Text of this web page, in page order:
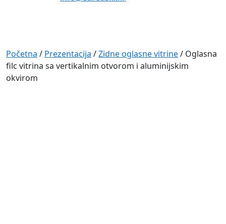
Navigation
Početna / Prezentacija /Zidne oglasne vitrine/ Oglasna
filc vitrina sa vertikalnim otvorom i aluminijskim
okvirom